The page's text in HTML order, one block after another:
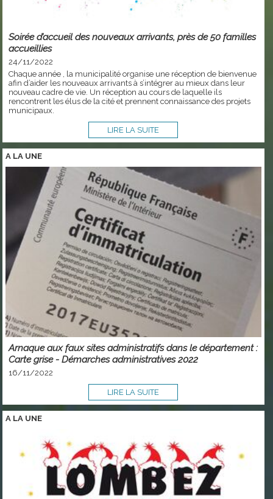
Soirée d’accueil des nouveaux arrivants, près de 50 familles
accueillies
24/11/2022
Chaque année , la municipalité organise une réception de bienvenue
afin d’aider les nouveaux arrivants à s’intégrer au mieux dans leur
nouveau cadre de vie. Un réception au cours de laquelle ils
rencontrent les élus de la cité et prennent connaissance des projets
municipaux.
LIRE LA SUITE
A LA UNE
Arnaque aux faux sites administratifs dans le département :
Carte grise - Démarches administratives 2022
16/11/2022
LIRE LA SUITE
A LA UNE